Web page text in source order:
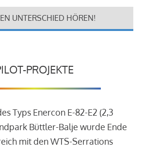
UNTERSCHIED HÖREN!
PROJEKTE
Typs Enercon E-82-E2 (2,3
Büttler-Balje wurde Ende
mit den WTS-Serrations